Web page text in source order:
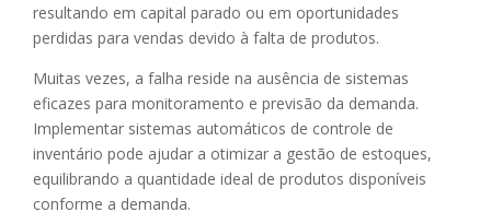
resultando em capital parado ou em oportunidades
perdidas para vendas devido à falta de produtos.
Muitas vezes, a falha reside na ausência de sistemas
eficazes para monitoramento e previsão da demanda.
Implementar sistemas automáticos de controle de
inventário pode ajudar a otimizar a gestão de estoques,
equilibrando a quantidade ideal de produtos disponíveis
conforme a demanda.